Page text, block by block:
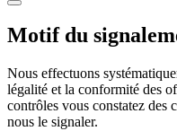
Motif du
Nous effectuons
légalité et la conformité des
contrôles vous constatez des
nous le signaler.